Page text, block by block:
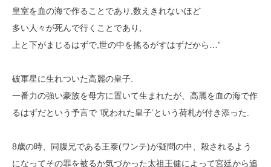
皇室を血の海で作ることであり,数えきれないほど
多い人々が死んで行くことであり,
上と下がまじるはずで,世の中を搖るがすはずだから…”
破軍星に生れついた高麗の皇子.
一番力の強い豪族を母方に置いて生まれたが、高麗を血の海で作
るはずだという予言で ‘呪われた皇子’という荷札が付き添った.
8歳の時、同腹兄である王泰(ワンテ)が疑問の中、殺されるよう
になってその罪を被るか気づかった太祖王健によって宮廷から追